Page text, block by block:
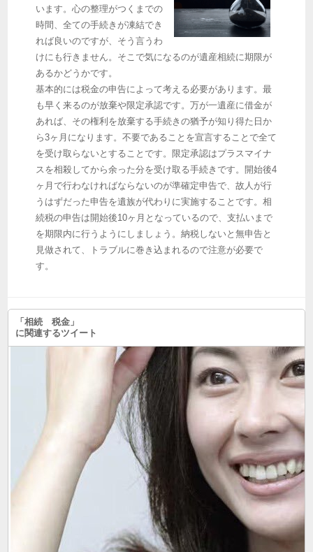
います。心の整理がつくまでの
時間、全ての手続きが凍結でき
れば良いのですが、そう言うわ
けにも行きません。そこで気になるのが遺産相続に期限が
あるかどうかです。
基本的には税金の申告によって考える必要があります。最
も早く来るのが放棄や限定承認です。万が一遺産に借金が
あれば、その権利を放棄する手続きの猶予が知り得た日か
ら3ヶ月になります。不要であることを宣言することで全て
を受け取らないとすることです。限定承認はプラスマイナ
スを相殺してから余った分を受け取る手続きです。開始後4
ヶ月で行わなければならないのが準確定申告で、故人が行
うはずだった申告を遺族が代わりに実施することです。相
続税の申告は開始後10ヶ月となっているので、支払いまで
を期限内に行うようにしましょう。納税しないと無申告と
見做されて、トラブルに巻き込まれるので注意が必要で
す。
「相続 税金」
に関連するツイート
税って💢💢💢 絶対おかしい税金ですよね❗️ 親から譲り受けるものになぜ課税
されるのかその意味がわかりません❗️ 財政が困窮していた時代に決めたものをず
っと続けている。 そして今は海外へ国民の血税を流し続けている。 搾取以外の
x.com/sekaibuzzdouga…
世界バズ動画 @SekaiBuzzDouga昨日 13:55